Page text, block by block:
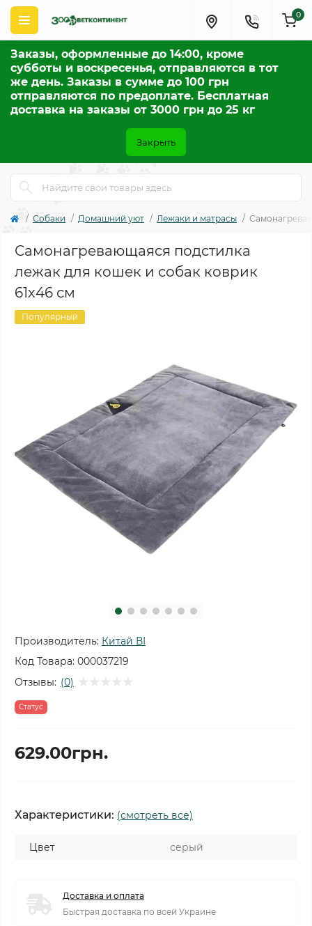
Заказы, оформленные до 14:00, кроме
субботы и воскресенья, отправляются в тот
же день. Заказы в сумме до 100 грн
отправляются по предоплате. Бесплатная
доставка на заказы от 3000 грн до 25 кг
Закрыть
0
Собаки Домашний уют Лежаки и матрасы
Самонагревающаяся подстилка
лежак для кошек и собак коврик
61х46 см
Популярный
Производитель: Китай ВІ
Код Товара: 000037219
Отзывы: (0)
Статус
629.00грн.
Характеристики: (смотреть все)
Цвет серый
Доставка и оплата
Быстрая доставка по всей Украине